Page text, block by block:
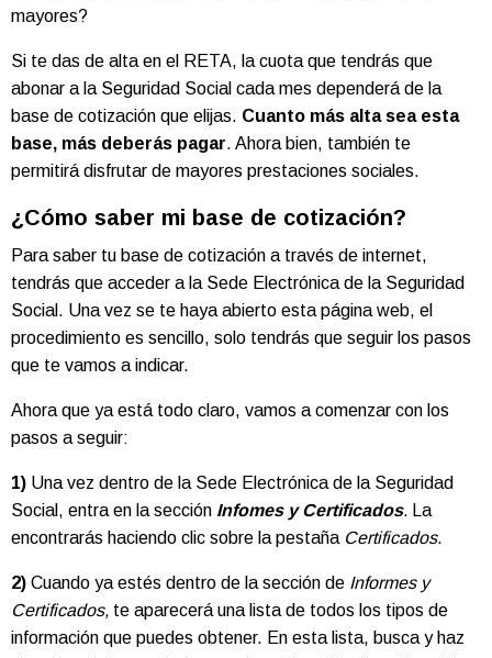
mayores?
Si te das de alta en el RETA, la cuota que tendrás que
abonar a la Seguridad Social cada mes dependerá de la
base de cotización que elijas. Cuanto más alta sea esta
base, más deberás pagar. Ahora bien, también te
permitirá disfrutar de mayores prestaciones sociales.
¿Cómo saber mi base de cotización?
Para saber tu base de cotización a través de internet,
tendrás que acceder a la Sede Electrónica de la Seguridad
Social. Una vez se te haya abierto esta página web, el
procedimiento es sencillo, solo tendrás que seguir los pasos
que te vamos a indicar.
Ahora que ya está todo claro, vamos a comenzar con los
pasos a seguir:
1) Una vez dentro de la Sede Electrónica de la Seguridad
Social, entra en la sección Infomes y Certificados. La
encontrarás haciendo clic sobre la pestaña Certificados.
2) Cuando ya estés dentro de la sección de Informes y
Certificados, te aparecerá una lista de todos los tipos de
información que puedes obtener. En esta lista, busca y haz